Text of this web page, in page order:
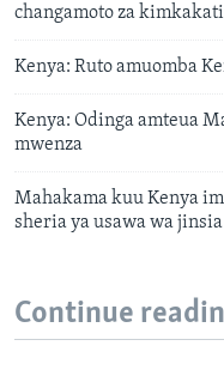
changamoto za
Kenya: Ruto amuomba
Kenya: Odinga amteua
mwenza
Mahakama kuu Kenya
sheria ya usawa wa
Continue